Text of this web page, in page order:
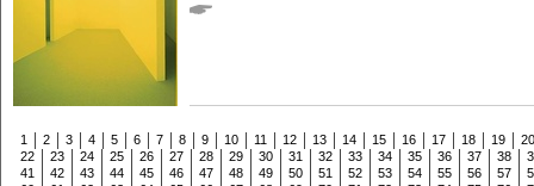
1 2 3 4 5 6 7 8 9 10 11 12 13 14 15 16 17 18 19
20
22
23 24 25 26 27 28 29 30 31 32 33 34 35 36 37 38
41
42 43 44 45 46 47 48 49 50 51 52 53 54 55 56 57